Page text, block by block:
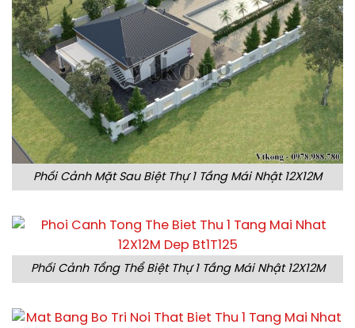
Phối Cảnh Mặt Sau Biệt Thự 1 Tầng Mái Nhật 12X12M
Phối Cảnh Tổng Thể Biệt Thự 1 Tầng Mái Nhật 12X12M